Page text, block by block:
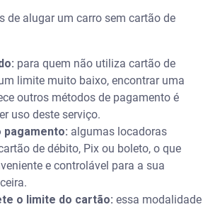
de alugar um carro sem cartão de
para quem não utiliza cartão de
limite muito baixo, encontrar uma
outros métodos de pagamento é
uso deste serviço.
pagamento: algumas locadoras
de débito, Pix ou boleto, o que
e controlável para a sua
o limite do cartão: essa modalidade